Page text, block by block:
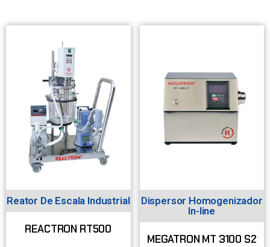
Reator De Escala Industrial
REACTRON RT500
Dispersor Homogenizador
In-line
MEGATRON MT 3100 S2